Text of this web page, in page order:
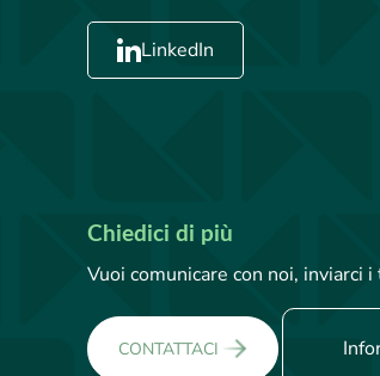
LinkedIn
Chiedici di più
Vuoi comunicare con noi, inviarci
CONTATTACI